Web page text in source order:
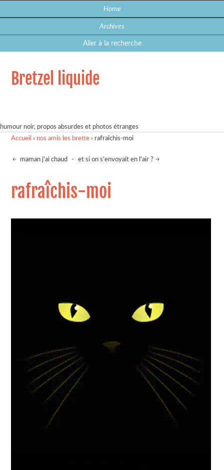
Home
Archives
Aller à la recherche
Bretzel liquide
humour noir, propos absurdes et photos étranges
Accueil › nos amis les brette › rafraîchis-moi
maman j'ai chaud - et si on s'envoyait en l'air ?
rafraîchis-moi